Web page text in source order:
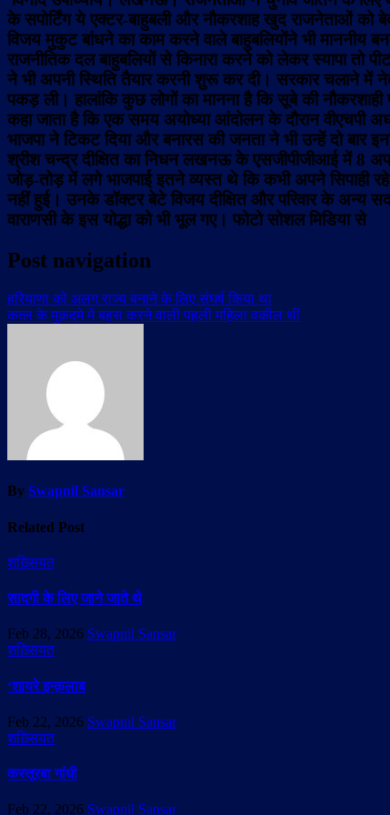
के सपोर्टिंग ये एक्टर-बाहुबली और नौकरशाह खुद राजनेताओं
विजय मुकुट बांधने का काम करने वाले बाहुबलियोंने भी
राजनीतिक दल बाहुबलियों से किनारा करने को लेकर स्यापा
ने भी अपनी स्थिति तैयार करनी शुरू कर दी। सरकार चलाने में
पकड़ ली। हालांकि कुछ लोगों का मानना है कि सूबे की
कहा जाता है कि एक समय अयोध्या आंदोलन के दौरान वीएचपी
भाजपा ने टिकट दिया और बनारस की जनता ने भी उन्हें दो
श्रीश चन्द्र दीक्षित का निधन लखनऊ के एसजीपीजीआई में 8
जोड़-तोड़ में लगे भाजपाई इतने व्यस्त थे कि कभी अपने सिपाही
नहीं हुई। उनके डॉक्टर बेटे विजय दीक्षित और परिवार के अन्य
वाराणसी के इस योद्धा को भी भूल गए। फोटो सोशल मिडिया से
Post navigation
हरियाणा को अलग राज्य बनाने के लिए संघर्ष किया था
कत्ल के मुक़दमे में बहस करने वाली पहली महिला वकील थीं
By Swapnil Sansar
Related Post
शख़्सियत
सादगी के लिए जाने जाते थे
Feb 28, 2026 Swapnil Sansar
शख़्सियत
‘शायरे इन्क़लाब
Feb 22, 2026 Swapnil Sansar
शख़्सियत
कस्तूरबा गांधी
Feb 22, 2026 Swapnil Sansar